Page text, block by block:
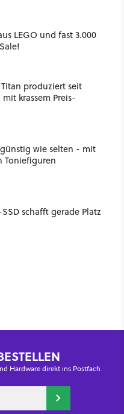
LEGO und fast 3.000
produziert seit
krassem Preis-
wie selten - mit
Toniefiguren
schafft gerade Platz
Hardware direkt ins Postfach